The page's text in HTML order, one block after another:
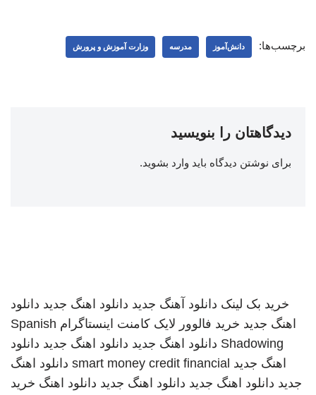
برچسب‌ها: دانش‌آموز مدرسه وزارت آموزش و پرورش
دیدگاهتان را بنویسید
برای نوشتن دیدگاه باید وارد بشوید.
خرید بک لینک دانلود آهنگ جدید دانلود اهنگ جدید دانلود
اهنگ جدید خرید فالوور لایک کامنت اینستاگرام Spanish
Shadowing دانلود اهنگ جدید دانلود اهنگ جدید دانلود
اهنگ جدید smart money credit financial دانلود اهنگ
جدید دانلود اهنگ جدید دانلود اهنگ جدید دانلود اهنگ خرید